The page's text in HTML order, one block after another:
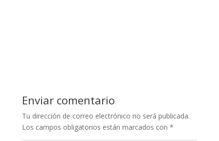
Enviar comentario
Tu dirección de correo electrónico no será publicada.
Los campos obligatorios están marcados con *